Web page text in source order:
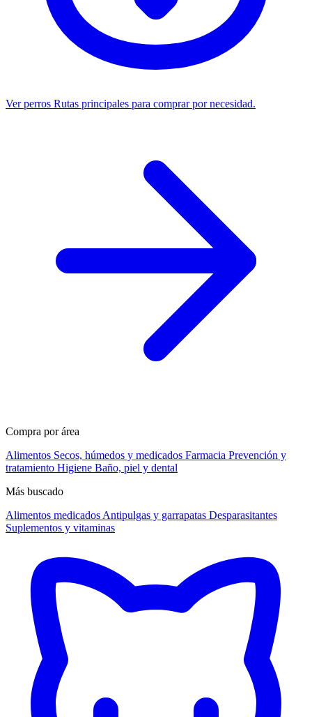
Ver perros Rutas principales para comprar por necesidad.
Compra por área
Alimentos Secos, húmedos y medicados Farmacia Prevención y
tratamiento Higiene Baño, piel y dental
Más buscado
Alimentos medicados Antipulgas y garrapatas Desparasitantes
Suplementos y vitaminas